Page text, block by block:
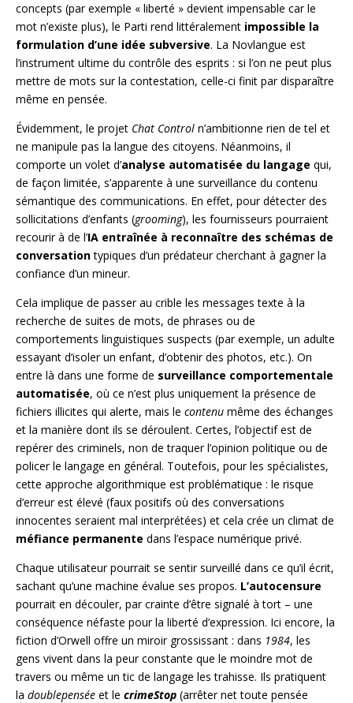
concepts (par exemple « liberté » devient impensable car le
mot n’existe plus), le Parti rend littéralement impossible la
formulation d’une idée subversive. La Novlangue est
l’instrument ultime du contrôle des esprits : si l’on ne peut plus
mettre de mots sur la contestation, celle-ci finit par disparaître
même en pensée.
Évidemment, le projet Chat Control n’ambitionne rien de tel et
ne manipule pas la langue des citoyens. Néanmoins, il
comporte un volet d’analyse automatisée du langage qui,
de façon limitée, s’apparente à une surveillance du contenu
sémantique des communications. En effet, pour détecter des
sollicitations d’enfants (grooming), les fournisseurs pourraient
recourir à de l’IA entraînée à reconnaître des schémas de
conversationtypiques d’un prédateur cherchant à gagner la
confiance d’un mineur.
Cela implique de passer au crible les messages texte à la
recherche de suites de mots, de phrases ou de
comportements linguistiques suspects (par exemple, un adulte
essayant d’isoler un enfant, d’obtenir des photos, etc.). On
entre là dans une forme de surveillance comportementale
automatisée, où ce n’est plus uniquement la présence de
fichiers illicites qui alerte, mais le contenu même des échanges
et la manière dont ils se déroulent. Certes, l’objectif est de
repérer des criminels, non de traquer l’opinion politique ou de
policer le langage en général. Toutefois, pour les spécialistes,
cette approche algorithmique est problématique : le risque
d’erreur est élevé (faux positifs où des conversations
innocentes seraient mal interprétées) et cela crée un climat de
méfiance permanente dans l’espace numérique privé.
Chaque utilisateur pourrait se sentir surveillé dans ce qu’il écrit,
sachant qu’une machine évalue ses propos. L’autocensure
pourrait en découler, par crainte d’être signalé à tort – une
conséquence néfaste pour la liberté d’expression. Ici encore, la
fiction d’Orwell offre un miroir grossissant : dans 1984, les
gens vivent dans la peur constante que le moindre mot de
travers ou même un tic de langage les trahisse. Ils pratiquent
la doublepensée et le crimeStop (arrêter net toute pensée